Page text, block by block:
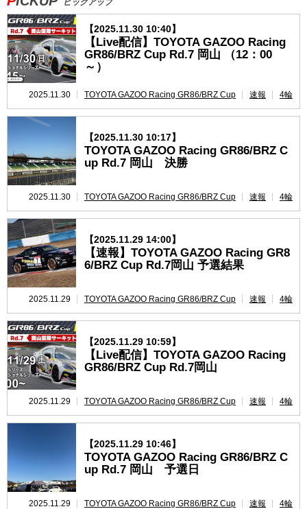
【2025.11.30 10:40】
【Live配信】TOYOTA GAZOO Racing
GR86/BRZ Cup Rd.7 岡山 （12：00
～）
2025.11.30 TOYOTA GAZOO Racing GR86/BRZ Cup 速報 4輪
【2025.11.30 10:17】
TOYOTA GAZOO Racing GR86/BRZ C
up Rd.7 岡山 決勝
2025.11.30 TOYOTA GAZOO Racing GR86/BRZ Cup 速報 4輪
【2025.11.29 14:00】
【速報】TOYOTA GAZOO Racing GR8
6/BRZ Cup Rd.7岡山 予選結果
2025.11.29 TOYOTA GAZOO Racing GR86/BRZ Cup 速報 4輪
【2025.11.29 10:59】
【Live配信】TOYOTA GAZOO Racing
GR86/BRZ Cup Rd.7岡山
2025.11.29 TOYOTA GAZOO Racing GR86/BRZ Cup 速報 4輪
【2025.11.29 10:46】
TOYOTA GAZOO Racing GR86/BRZ C
up Rd.7 岡山 予選日
2025.11.29 TOYOTA GAZOO Racing GR86/BRZ Cup 速報 4輪